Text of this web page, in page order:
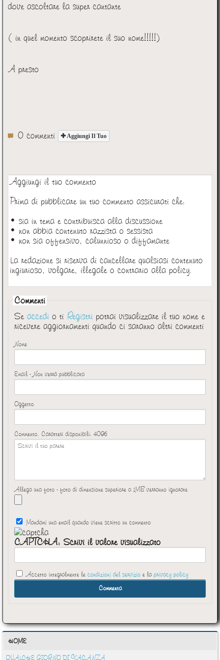
dove ascoltare la super cantante
( in quel momento scoprirete il suo nome!!!!!)
A presto
0 commenti Aggiungi Il Tuo
Aggiungi il tuo commento
Prima di pubblicare un tuo commento assicurati che:
• sia in tema e contribuisca alla discussione
• non abbia contenuto razzista o sessista
• non sia offensivo, calunnioso o diffamante
La redazione si riserva di cancellare qualsiasi contenuto
ingiurioso, volgare, illegale o contrario alla policy.
Commenti
Se accedi o ti Registri potrai visualizzare il tuo nome e
ricevere aggiornamenti quando ci saranno altri commenti
Nome
Email - Non verrà pubblicata
Oggetto
Commento. Caratteri disponibili: 4096
Allega una foto - foto di dimensione superiore a 1MB verranno ignorate
Mandami una email quando viene scritto un commento
CAPTCHA: Scrivi il valore visualizzato
Accetto integralmente le condizioni del servizio e la privacy policy
HOME
QUALCHE GIORNO DI VACANZA